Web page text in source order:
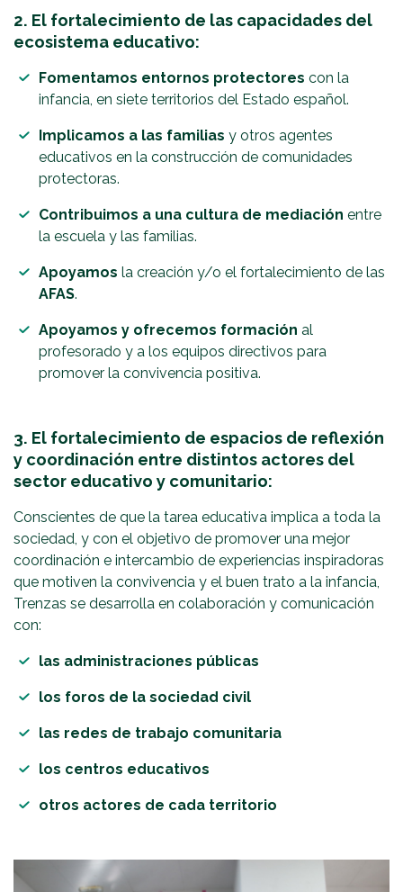
2. El fortalecimiento de las capacidades del
ecosistema educativo:
Fomentamos entornos protectores
infancia, en siete territorios del Estado español.
Implicamos a las familias y otros agentes
educativos en la construcción de comunidades
protectoras.
Contribuimos a una cultura de mediación entre
la escuela y las familias.
Apoyamos la creación y/o el fortalecimiento de las
AFAS.
Apoyamos y ofrecemos formación al
profesorado y a los equipos directivos para
promover la convivencia positiva.
3. El fortalecimiento de espacios de reflexión
y coordinación entre distintos actores del
sector educativo y comunitario:
Conscientes de que la tarea educativa implica a toda la
sociedad, y con el objetivo de promover una mejor
coordinación e intercambio de experiencias inspiradoras
que motiven la convivencia y el buen trato a la infancia,
Trenzas se desarrolla en colaboración y comunicación
con:
las administraciones públicas
los foros de la sociedad civil
las redes de trabajo comunitaria
los centros educativos
otros actores de cada territorio